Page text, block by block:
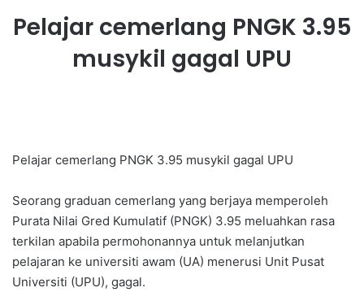
Pelajar cemerlang PNGK 3.95
musykil gagal UPU
Pelajar cemerlang PNGK 3.95 musykil gagal UPU
Seorang graduan cemerlang yang berjaya memperoleh
Purata Nilai Gred Kumulatif (PNGK) 3.95 meluahkan rasa
terkilan apabila permohonannya untuk melanjutkan
pelajaran ke universiti awam (UA) menerusi Unit Pusat
Universiti (UPU), gagal.